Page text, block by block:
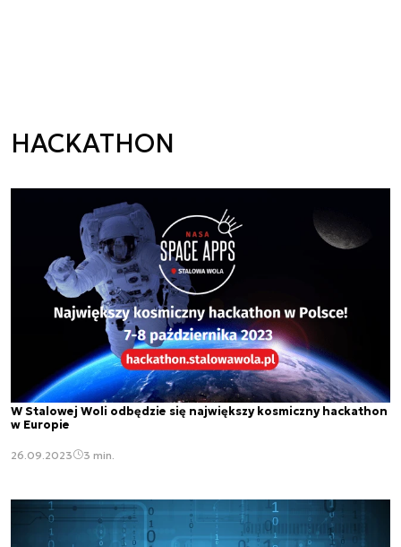
HACKATHON
W Stalowej Woli odbędzie się największy kosmiczny hackathon
w Europie
26.09.2023 3 min.